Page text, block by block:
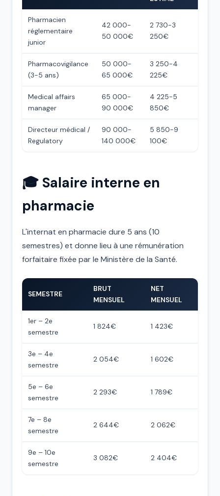
Pharmacien
réglementaire
junior
42 000-
50 000€
2 730-3
250€
Pharmacovigilance
(3-5 ans)
50 000-
65 000€
3 250-4
225€
Medical affairs
manager
65 000-
90 000€
4 225-5
850€
Directeur médical /
Regulatory
90 000-
140 000€
5 850-9
100€
🎓 Salaire interne en
pharmacie
L'internat en pharmacie dure 5 ans (10
semestres) et donne lieu à une rémunération
forfaitaire fixée par le Ministère de la Santé.
SEMESTRE
BRUT
MENSUEL
NET
MENSUEL
1er – 2e
semestre
1 824€ 1 423€
3e – 4e
semestre
2 054€ 1 602€
5e – 6e
semestre
2 293€ 1 789€
7e – 8e
semestre
2 644€ 2 062€
9e – 10e
semestre
3 082€ 2 404€